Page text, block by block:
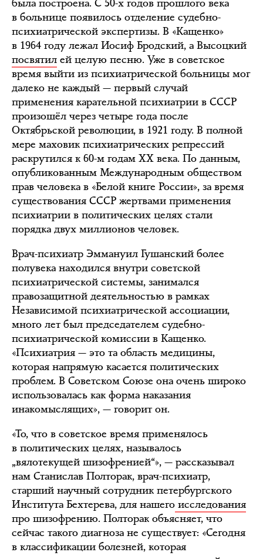
была построена. С 50-х годов прошлого века
в больнице появилось отделение судебно-
психиатрической экспертизы. В «Кащенко»
в 1964 году лежал Иосиф Бродский, а Высоцкий
посвятил ей целую песню. Уже в советское
время выйти из психиатрической больницы мог
далеко не каждый — первый случай
применения карательной психиатрии в СССР
произошёл через четыре года после
Октябрьской революции, в 1921 году. В полной
мере маховик психиатрических репрессий
раскрутился к 60-м годам XX века. По данным,
опубликованным Международным обществом
прав человека в «Белой книге России», за время
существования СССР жертвами применения
психиатрии в политических целях стали
порядка двух миллионов человек.
Врач-психиатр Эммануил Гушанский более
полувека находился внутри советской
психиатрической системы, занимался
правозащитной деятельностью в рамках
Независимой психиатрической ассоциации,
много лет был председателем судебно-
психиатрической комиссии в Кащенко.
«Психиатрия — это та область медицины,
которая напрямую касается политических
проблем. В Советском Союзе она очень широко
использовалась как форма наказания
инакомыслящих», — говорит он.
«То, что в советское время применялось
в политических целях, называлось
„вялотекущей шизофренией“», — рассказывал
нам Станислав Полторак, врач-психиатр,
старший научный сотрудник петербургского
Института Бехтерева, для нашего исследования
про шизофрению. Полторак объясняет, что
сейчас такого диагноза не существует: «Сегодня
в классификации болезней, которая